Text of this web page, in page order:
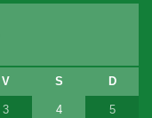
V S D
3 4 5